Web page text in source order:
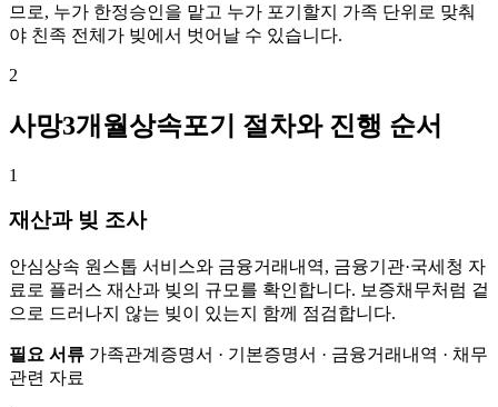
므로, 누가 한정승인을 맡고 누가 포기할지 가족 단위로 맞춰
야 친족 전체가 빚에서 벗어날 수 있습니다.
2
사망3개월상속포기 절차와 진행 순서
1
재산과 빚 조사
안심상속 원스톱 서비스와 금융거래내역, 금융기관·국세청 자
료로 플러스 재산과 빚의 규모를 확인합니다. 보증채무처럼 겉
으로 드러나지 않는 빚이 있는지 함께 점검합니다.
필요 서류 가족관계증명서 · 기본증명서 · 금융거래내역 · 채무
관련 자료